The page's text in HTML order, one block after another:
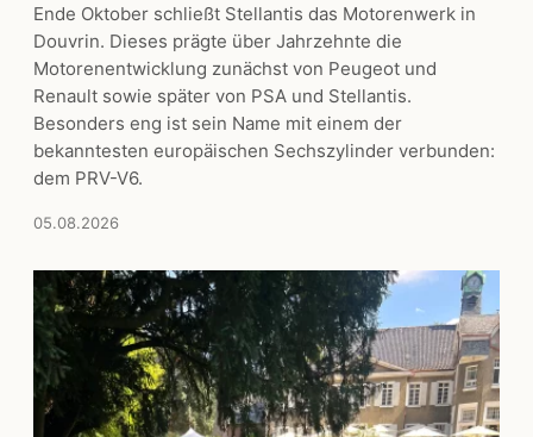
Ende Oktober schließt Stellantis das Motorenwerk in
Douvrin. Dieses prägte über Jahrzehnte die
Motorenentwicklung zunächst von Peugeot und
Renault sowie später von PSA und Stellantis.
Besonders eng ist sein Name mit einem der
bekanntesten europäischen Sechszylinder verbunden:
dem PRV-V6.
05.08.2026